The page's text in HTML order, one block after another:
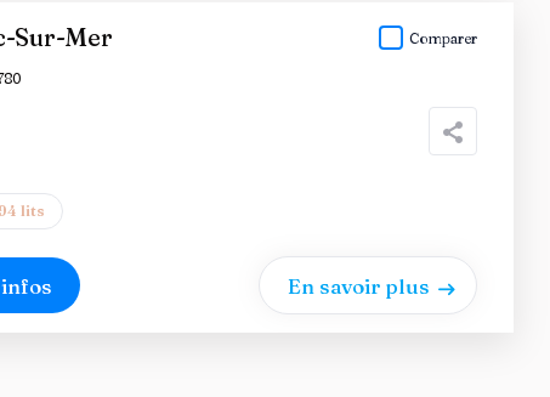
Sur-Mer Comparer
94 lits
En savoir plus